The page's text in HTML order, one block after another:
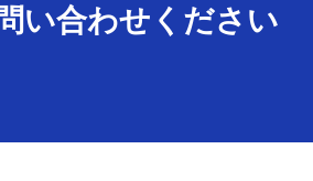
い合わせ ください